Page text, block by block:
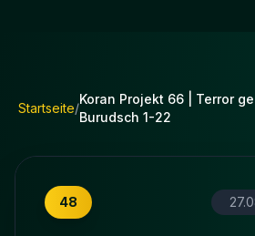
Startseite/
Koran Projekt 66 | Terror
Burudsch 1-22
48